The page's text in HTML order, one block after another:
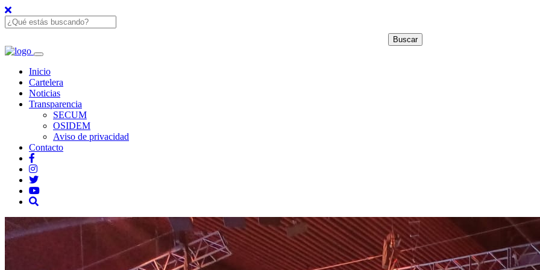
Inicio
Cartelera
Noticias
Transparencia
SECUM
OSIDEM
Aviso de privacidad
Contacto